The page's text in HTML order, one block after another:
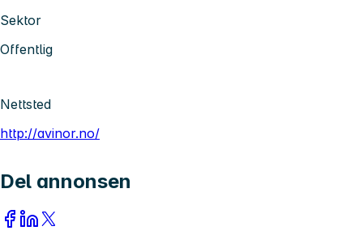
Sektor
Offentlig
Nettsted
http://avinor.no/
Del annonsen